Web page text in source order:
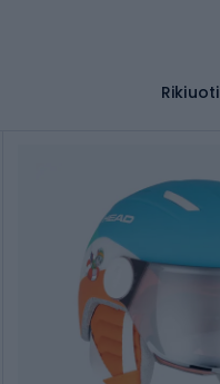
Rikiuoti